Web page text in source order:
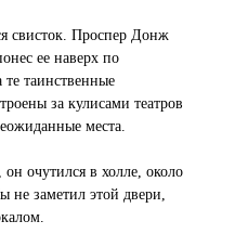
свисток. Проспер Донж
ее наверх по
таинственные
за кулисами театров
места.
очутился в холле, около
не заметил этой двери,